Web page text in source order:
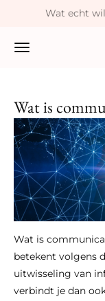
naar
Wat echt
Wat is
Wat is
betekent volgens
uitwisseling van
verbindt je dan